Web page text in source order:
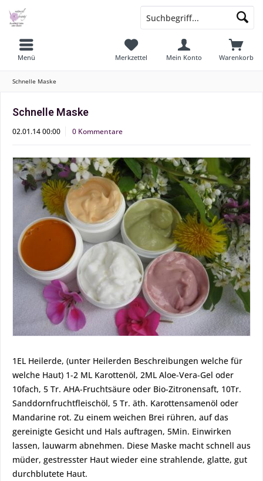
Menü Warenkorb
Merkzettel Mein Konto
Schnelle Maske
Schnelle Maske
02.01.14 00:00 0 Kommentare
1EL Heilerde, (unter Heilerden Beschreibungen welche für
welche Haut) 1-2 ML Karottenöl, 2ML Aloe-Vera-Gel oder
10fach, 5 Tr. AHA-Fruchtsäure oder Bio-Zitronensaft, 10Tr.
Sanddornfruchtfleischöl, 5 Tr. äth. Karottensamenöl oder
Mandarine rot. Zu einem weichen Brei rühren, auf das
gereinigte Gesicht und Hals auftragen, 5Min. Einwirken
lassen, lauwarm abnehmen. Diese Maske macht schnell aus
müder, gestresster Haut wieder eine strahlende, glatte, gut
durchblutete Haut.